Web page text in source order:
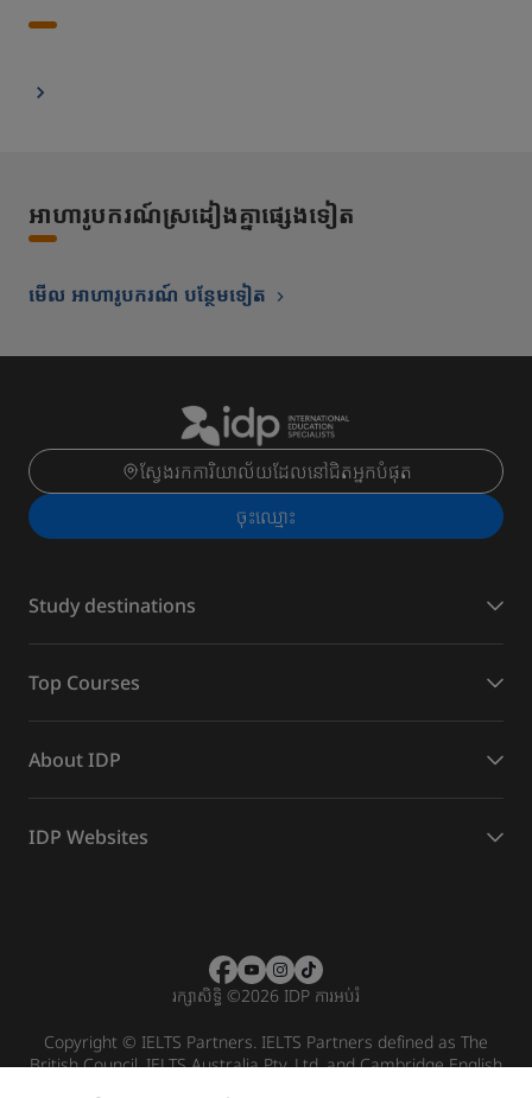
អាហារូបករណ៍ស្រដៀងគ្នាផ្សេងទៀត
មើល អាហារូបករណ៍ បន្ថែមទៀត
ស្វែងរកការិយាល័យដែលនៅជិតអ្នកបំផុត
ចុះ​ឈ្មោះ
Study destinations
Top Courses
About IDP
IDP Websites
រក្សាសិទ្ធិ ©2026 IDP ការអប់រំ
Copyright © IELTS Partners. IELTS Partners defined as The
British Council, IELTS Australia Pty. Ltd. and Cambridge English